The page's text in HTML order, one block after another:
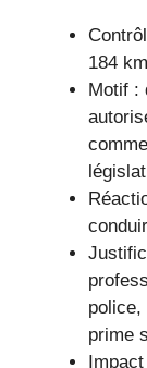
184
Motif :
police,
prime